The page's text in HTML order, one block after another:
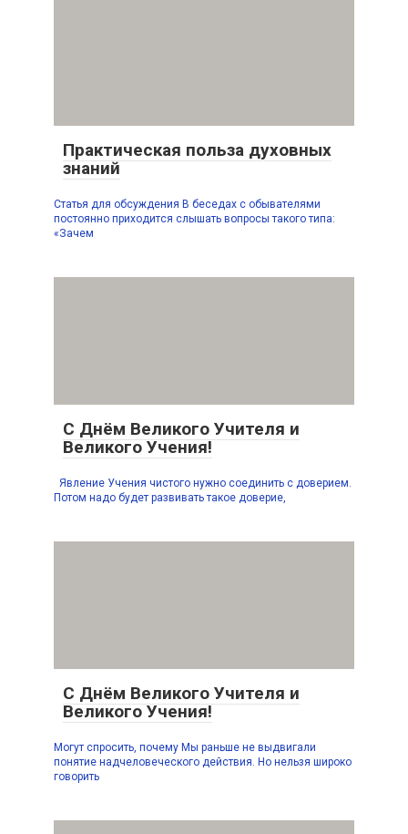
Практическая польза духовных
знаний
Статья для обсуждения В беседах с обывателями
постоянно приходится слышать вопросы такого типа:
«Зачем
С Днём Великого Учителя и
Великого Учения!
Явление Учения чистого нужно соединить с доверием.
Потом надо будет развивать такое доверие,
С Днём Великого Учителя и
Великого Учения!
Могут спросить, почему Мы раньше не выдвигали
понятие надчеловеческого действия. Но нельзя широко
говорить